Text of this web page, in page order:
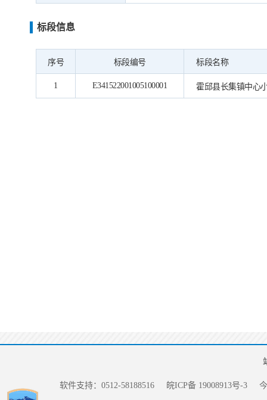
标段信息
序号 标段编号 标段名称
1 E341522001005100001 霍邱县长集镇中心
软件支持：0512-58188516 皖ICP备 19008913号-3